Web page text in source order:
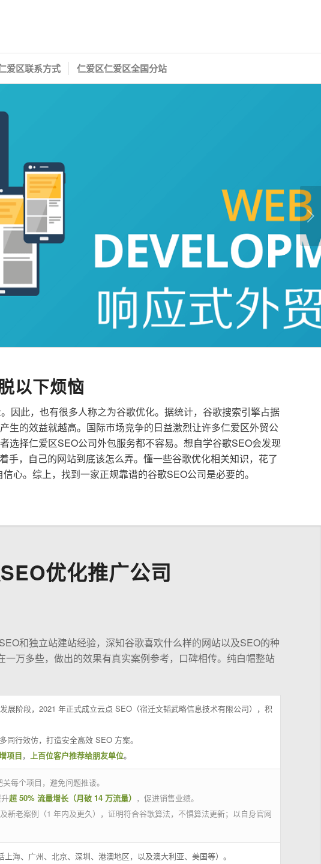
爱区联系方式 仁爱区仁爱区全国分站
下一页
以下烦恼
因此，也有很多人称之为谷歌优化。据统计，谷歌搜索引擎占据
生的效益就越高。国际市场竞争的日益激烈让许多仁爱区外贸公
选择仁爱区SEO公司外包服务都不容易。想自学谷歌SEO会发现
，自己的网站到底该怎么弄。懂一些谷歌优化相关知识，花了
心。综上，找到一家正规靠谱的谷歌SEO公司是必要的。
优化推广公司
和独立站建站经验，深知谷歌喜欢什么样的网站以及SEO的种
万多些，做出的效果有真实案例参考，口碑相传。纯白帽整站
展阶段，2021 年正式成立云点 SEO（宿迁文韬武略信息技术有限公司），积
同行效仿，打造安全高效 SEO 方案。
项目， 上百位客户推荐给朋友单位。
每个项目，避免问题推诿。
超 50% 流量增长（月破 14 万流量） ，促进销售业绩。
及新老案例（1 年内及更久），证明符合谷歌算法，不惧算法更新；以自身官网
海、广州、北京、深圳、港澳地区，以及澳大利亚、美国等）。